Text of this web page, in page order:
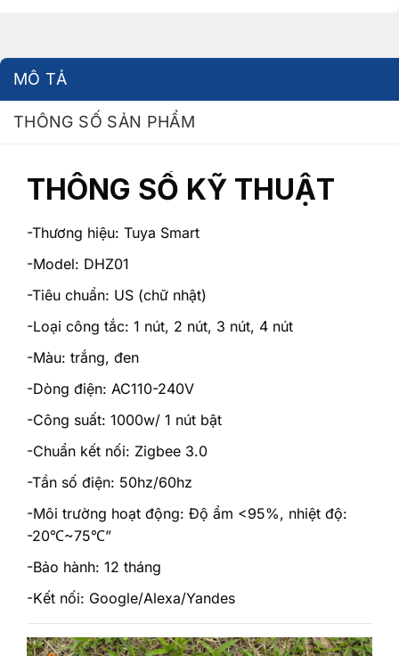
MÔ TẢ
THÔNG SỐ SẢN PHẨM
THÔNG SỐ KỸ THUẬT
-Thương hiệu: Tuya Smart
-Model: DHZ01
-Tiêu chuẩn: US (chữ nhật)
-Loại công tắc: 1 nút, 2 nút, 3 nút, 4 nút
-Màu: trắng, đen
-Dòng điện: AC110-240V
-Công suất: 1000w/ 1 nút bật
-Chuẩn kết nối: Zigbee 3.0
-Tần số điện: 50hz/60hz
-Môi trường hoạt động: Độ ẩm <95%, nhiệt độ:
-20℃~75℃”
-Bảo hành: 12 tháng
-Kết nối: Google/Alexa/Yandes